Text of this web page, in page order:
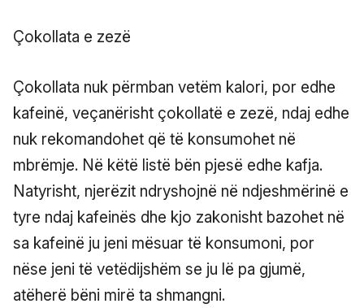
Çokollata e zezë
Çokollata nuk përmban vetëm kalori, por edhe
kafeinë, veçanërisht çokollatë e zezë, ndaj edhe
nuk rekomandohet që të konsumohet në
mbrëmje. Në këtë listë bën pjesë edhe kafja.
Natyrisht, njerëzit ndryshojnë në ndjeshmërinë e
tyre ndaj kafeinës dhe kjo zakonisht bazohet në
sa kafeinë ju jeni mësuar të konsumoni, por
nëse jeni të vetëdijshëm se ju lë pa gjumë,
atëherë bëni mirë ta shmangni.